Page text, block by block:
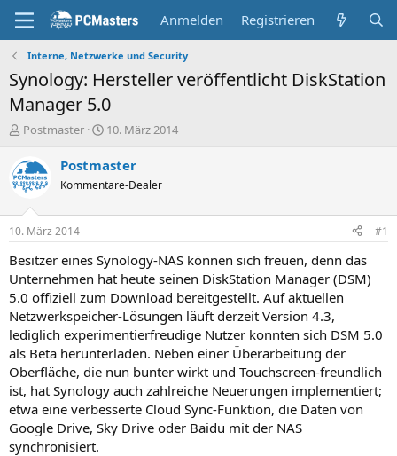
Anmelden Registrieren
Interne, Netzwerke und Security
Synology: Hersteller veröffentlicht DiskStation
Manager 5.0
E
s
t
e
e
r
Postmaster
E
s
e
t
a
m
10. März 2014
Postmaster
Kommentare-Dealer
10. März 2014 #1
Besitzer eines Synology-NAS können sich freuen, denn das
Unternehmen hat heute seinen DiskStation Manager (DSM)
5.0 offiziell zum Download bereitgestellt. Auf aktuellen
Netzwerkspeicher-Lösungen läuft derzeit Version 4.3,
lediglich experimentierfreudige Nutzer konnten sich DSM 5.0
als Beta herunterladen. Neben einer Überarbeitung der
Oberfläche, die nun bunter wirkt und Touchscreen-freundlich
ist, hat Synology auch zahlreiche Neuerungen implementiert;
etwa eine verbesserte Cloud Sync-Funktion, die Daten von
Google Drive, Sky Drive oder Baidu mit der NAS
synchronisiert.